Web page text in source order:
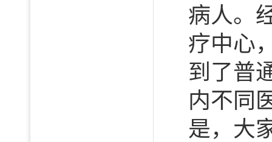
病人。
疗中心
到了普
内不同
是，大